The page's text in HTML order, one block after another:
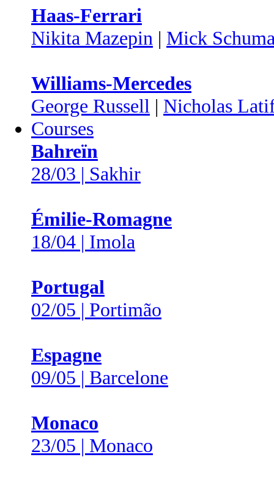
Haas-Ferrari
Nikita Mazepin | Mick
Williams-Mercedes
George Russell | Nicholas
Courses
Bahreïn
28/03 | Sakhir
Émilie-Romagne
18/04 | Imola
Portugal
02/05 | Portimão
Espagne
09/05 | Barcelone
Monaco
23/05 | Monaco